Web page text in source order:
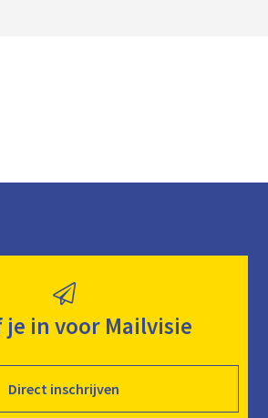
in voor Mailvisie
Direct inschrijven